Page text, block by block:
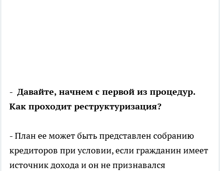
- Давайте, начнем с первой из процедур.
Как проходит реструктуризация?
- План ее может быть представлен собранию
кредиторов при условии, если гражданин имеет
источник дохода и он не признавался